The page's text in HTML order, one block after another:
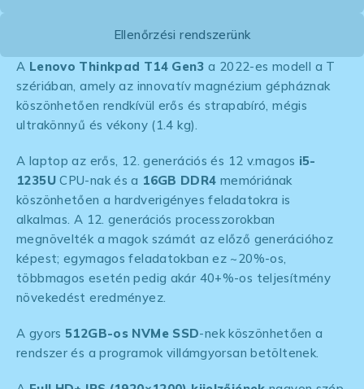
Ellenőrzési rendszerünk
A Lenovo Thinkpad T14 Gen3 a 2022-es modell a T
szériában, amely az innovatív magnézium gépháznak
köszönhetően rendkívül erős és strapabíró, mégis
ultrakönnyű és vékony (1.4 kg).
A laptop az erős, 12. generációs és 12 v.magos i5-
1235UCPU-nak és a 16GB DDR4 memóriának
köszönhetően a hardverigényes feladatokra is
alkalmas. A 12. generációs processzorokban
megnövelték a magok számát az előző generációhoz
képest; egymagos feladatokban ez ~20%-os,
többmagos esetén pedig akár 40+%-os teljesítmény
növekedést eredményez.
A gyors 512GB-os NVMe SSD-nek köszönhetően a
rendszer és a programok villámgyorsan betöltenek.